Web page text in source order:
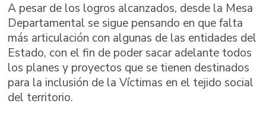
A pesar de los logros alcanzados, desde la Mesa
Departamental se sigue pensando en que falta
más articulación con algunas de las entidades del
Estado, con el fin de poder sacar adelante todos
los planes y proyectos que se tienen destinados
para la inclusión de la Víctimas en el tejido social
del territorio.